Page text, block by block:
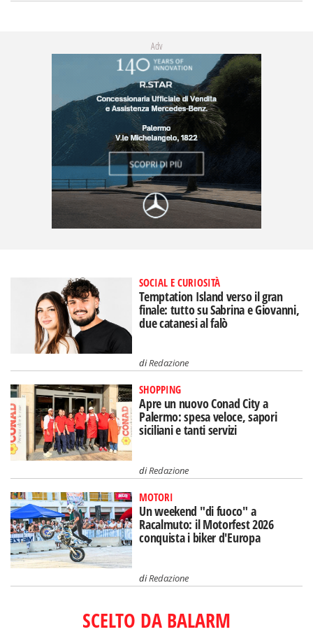
Adv
SOCIAL E CURIOSITÀ
Temptation Island verso il gran
finale: tutto su Sabrina e Giovanni,
due catanesi al falò
diRedazione
SHOPPING
Apre un nuovo Conad City a
Palermo: spesa veloce, sapori
siciliani e tanti servizi
diRedazione
MOTORI
Un weekend "di fuoco" a
Racalmuto: il Motorfest 2026
conquista i biker d'Europa
diRedazione
SCELTO DA BALARM